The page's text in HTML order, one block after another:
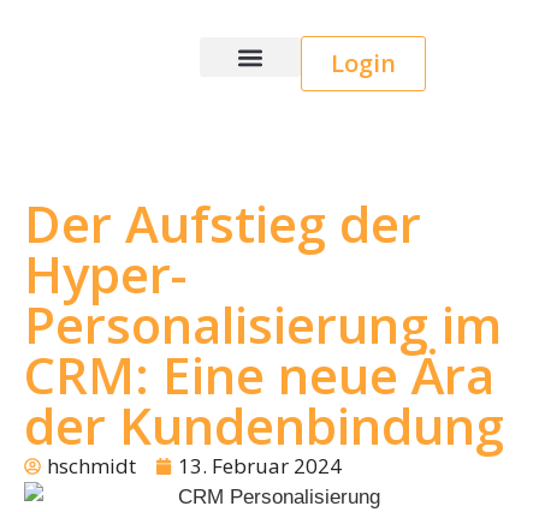
Login
Der Aufstieg der
Hyper-
Personalisierung im
CRM: Eine neue Ära
der Kundenbindung
hschmidt 13. Februar 2024